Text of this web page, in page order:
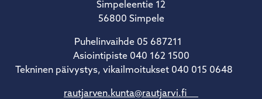
Simpeleentie 12
56800 Simpele
Puhelinvaihde 05 687211
Asiointipiste 040 162 1500
Tekninen päivystys, vikailmoitukset 040 015 0648
rautjarven.kunta@rautjarvi.fi